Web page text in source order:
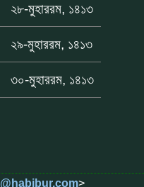
২৮-মুহাররম, ১৪১৩
২৯-মুহাররম, ১৪১৩
৩০-মুহাররম, ১৪১৩
>